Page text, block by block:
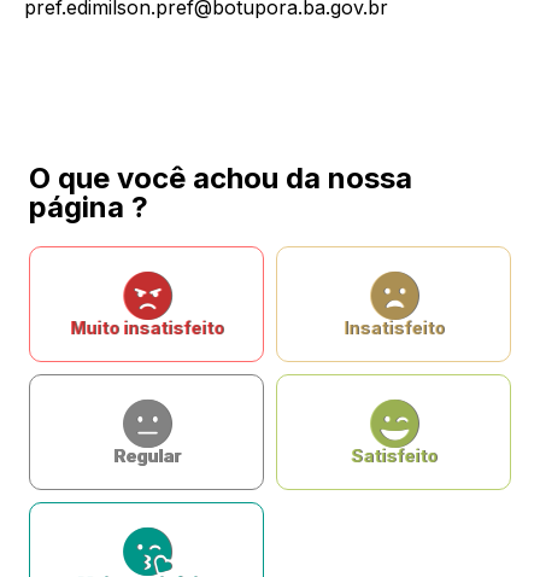
pref.edimilson.pref@botupora.ba.gov.br
O que você achou da nossa
página ?
Muito insatisfeito Insatisfeito
Regular Satisfeito